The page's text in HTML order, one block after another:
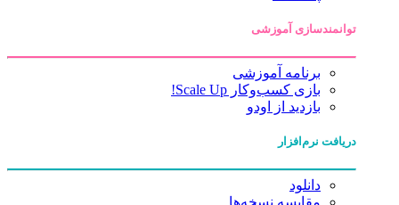
توانمندسازی آموزشی
برنامه آموزشی
بازی کسب‌وکار Scale Up!
بازدید از اودو
دریافت نرم‌افزار
دانلود